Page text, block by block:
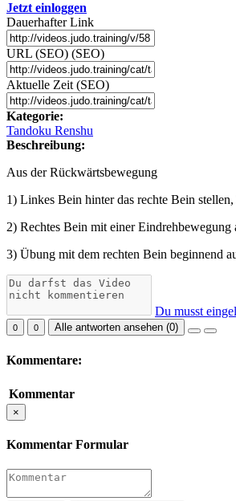
Jetzt einloggen
Dauerhafter Link
URL (SEO) (SEO)
Aktuelle Zeit (SEO)
Kategorie:
Tandoku Renshu
Beschreibung:
Aus der Rückwärtsbewegung
1) Linkes Bein hinter das rechte Bein
2) Rechtes Bein mit einer
3) Übung mit dem rechten Bein beginnend
Du musst
0 0 Alle antworten ansehen (0)
Kommentare:
Kommentar
×
Kommentar Formular